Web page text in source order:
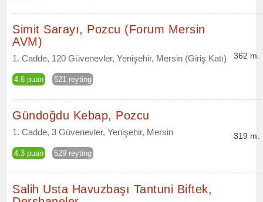
Simit Sarayı, Pozcu (Forum Mersin
AVM)
1. Cadde, 120 Güvenevler, Yenişehir, Mersin (Giriş Katı)
4.6 puan 521 reyting
362 m.
Gündoğdu Kebap, Pozcu
1. Cadde, 3 Güvenevler, Yenişehir, Mersin
4.3 puan 529 reyting
319 m.
Salih Usta Havuzbaşı Tantuni Biftek,